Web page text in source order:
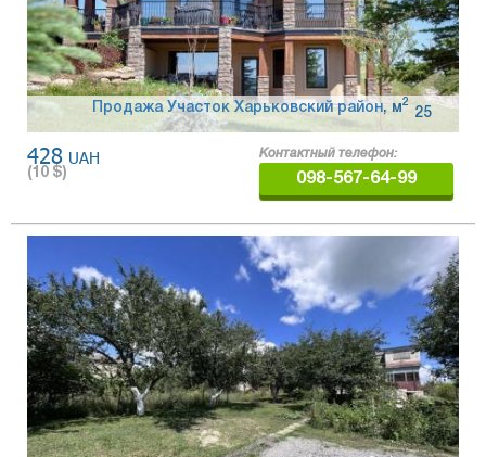
Продажа Участок Харьковский район, 25
м2
428 UAH
(10 $)
Контактный телефон:
098-567-64-99